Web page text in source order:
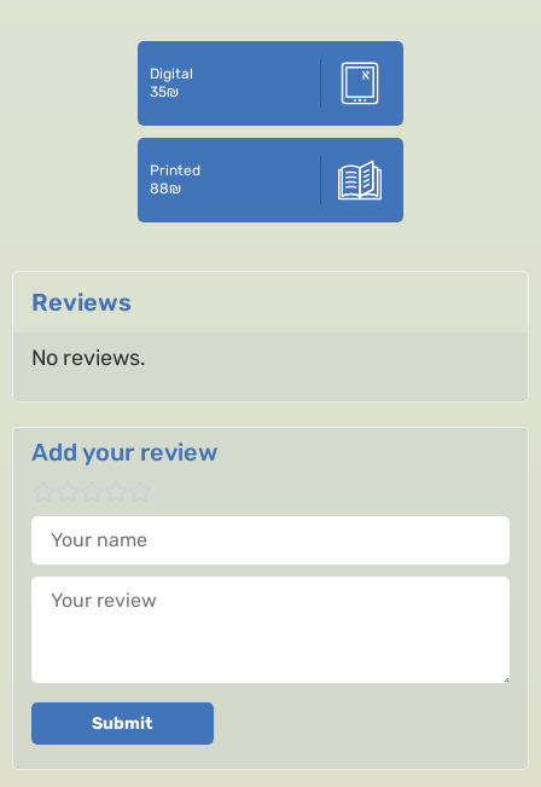
Digital
35₪
Printed
88₪
Reviews
No reviews.
Add your review
Your name
Your review
Submit